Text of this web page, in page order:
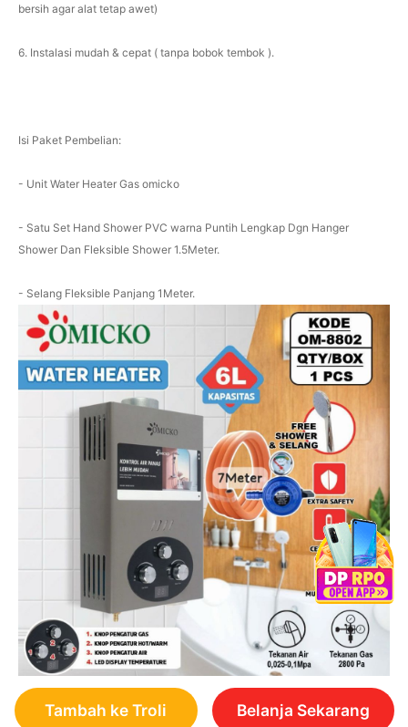
bersih agar alat tetap awet)
6. Instalasi mudah & cepat ( tanpa bobok tembok ).
Isi Paket Pembelian:
- Unit Water Heater Gas omicko
- Satu Set Hand Shower PVC warna Puntih Lengkap Dgn Hanger
Shower Dan Fleksible Shower 1.5Meter.
- Selang Fleksible Panjang 1Meter.
Tambah ke Troli Belanja Sekarang